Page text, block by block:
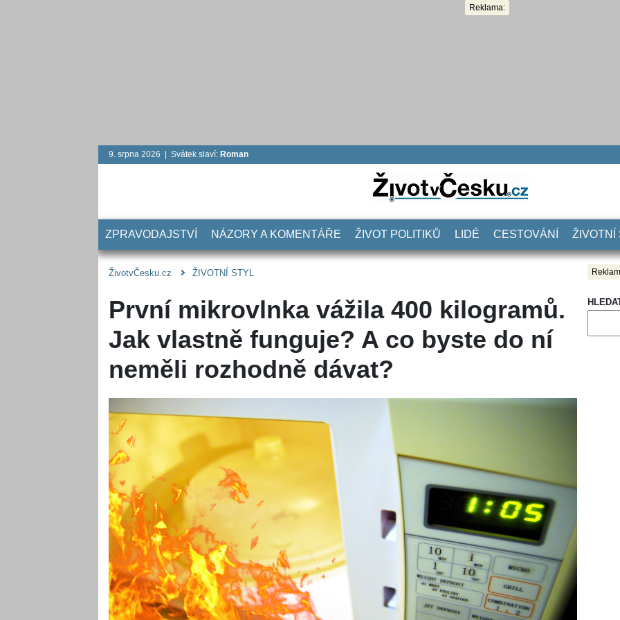
Reklama:
9. srpna 2026 | Svátek slaví: Roman
ZPRAVODAJSTVÍ NÁZORY A KOMENTÁŘE ŽIVOT POLITIKŮ LIDÉ CESTOVÁNÍ ŽIVOTNÍ
ŽivotvČesku.cz ŽIVOTNÍ STYL
První mikrovlnka vážila 400 kilogramů.
Jak vlastně funguje? A co byste do ní
neměli rozhodně dávat?